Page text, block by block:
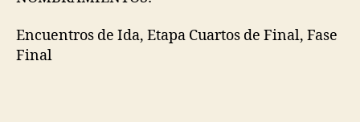
Encuentros de Ida, Etapa Cuartos de Final, Fase
Final